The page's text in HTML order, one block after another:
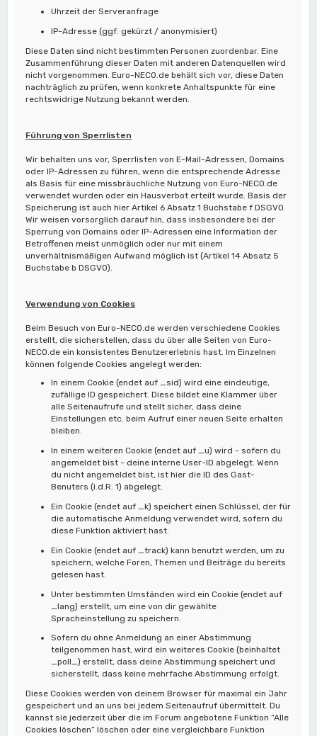
Uhrzeit der Serveranfrage
IP-Adresse (ggf. gekürzt / anonymisiert)
Diese Daten sind nicht bestimmten Personen zuordenbar. Eine
Zusammenführung dieser Daten mit anderen Datenquellen wird
nicht vorgenommen. Euro-NECO.de behält sich vor, diese Daten
nachträglich zu prüfen, wenn konkrete Anhaltspunkte für eine
rechtswidrige Nutzung bekannt werden.
Führung von Sperrlisten
Wir behalten uns vor, Sperrlisten von E-Mail-Adressen, Domains
oder IP-Adressen zu führen, wenn die entsprechende Adresse
als Basis für eine missbräuchliche Nutzung von Euro-NECO.de
verwendet wurden oder ein Hausverbot erteilt wurde. Basis der
Speicherung ist auch hier Artikel 6 Absatz 1 Buchstabe f DSGVO.
Wir weisen vorsorglich darauf hin, dass insbesondere bei der
Sperrung von Domains oder IP-Adressen eine Information der
Betroffenen meist unmöglich oder nur mit einem
unverhältnismäßigen Aufwand möglich ist (Artikel 14 Absatz 5
Buchstabe b DSGVO).
Verwendung von Cookies
Beim Besuch von Euro-NECO.de werden verschiedene Cookies
erstellt, die sicherstellen, dass du über alle Seiten von Euro-
NECO.de ein konsistentes Benutzererlebnis hast. Im Einzelnen
können folgende Cookies angelegt werden:
In einem Cookie (endet auf _sid) wird eine eindeutige,
zufällige ID gespeichert. Diese bildet eine Klammer über
alle Seitenaufrufe und stellt sicher, dass deine
Einstellungen etc. beim Aufruf einer neuen Seite erhalten
bleiben.
In einem weiteren Cookie (endet auf _u) wird - sofern du
angemeldet bist - deine interne User-ID abgelegt. Wenn
du nicht angemeldet bist, ist hier die ID des Gast-
Benuters (i.d.R. 1) abgelegt.
Ein Cookie (endet auf _k) speichert einen Schlüssel, der für
die automatische Anmeldung verwendet wird, sofern du
diese Funktion aktiviert hast.
Ein Cookie (endet auf _track) kann benutzt werden, um zu
speichern, welche Foren, Themen und Beiträge du bereits
gelesen hast.
Unter bestimmten Umständen wird ein Cookie (endet auf
_lang) erstellt, um eine von dir gewählte
Spracheinstellung zu speichern.
Sofern du ohne Anmeldung an einer Abstimmung
teilgenommen hast, wird ein weiteres Cookie (beinhaltet
_poll_) erstellt, dass deine Abstimmung speichert und
sicherstellt, dass keine mehrfache Abstimmung erfolgt.
Diese Cookies werden von deinem Browser für maximal ein Jahr
gespeichert und an uns bei jedem Seitenaufruf übermittelt. Du
kannst sie jederzeit über die im Forum angebotene Funktion “Alle
Cookies löschen” löschen oder eine vergleichbare Funktion